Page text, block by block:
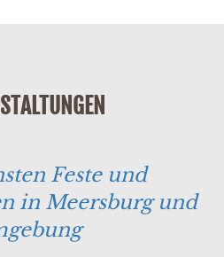
Feste und
in Meersburg und